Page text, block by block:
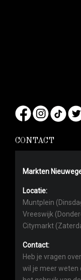
CONTACT
Markten
Locatie:
Muntplein
Vreeswijk
Citymarkt
Contact:
Heb je vragen
wil je meer weten